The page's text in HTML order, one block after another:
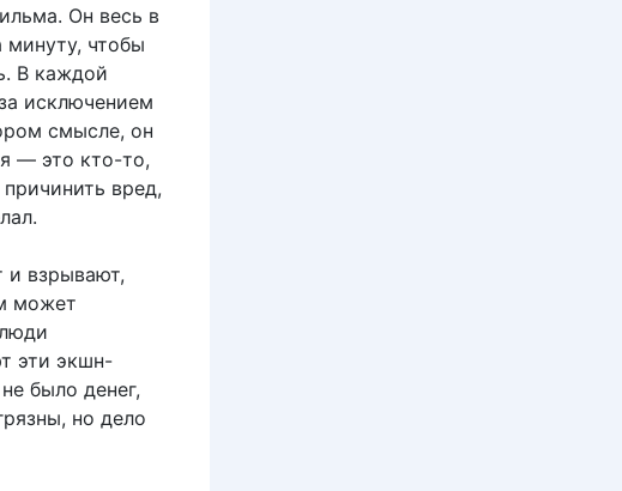
Он весь в
минуту, чтобы
В каждой
исключением
смысле, он
— это кто-то,
вред,
и взрывают,
может
эти экшн-
было денег,
но дело